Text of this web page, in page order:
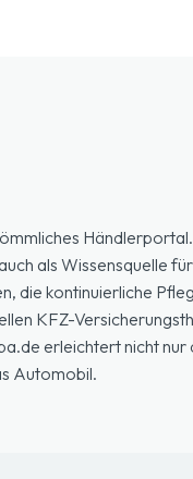
als Wissensquelle
die kontinuierliche
KFZ-
erleichtert nicht nur
Automobil.